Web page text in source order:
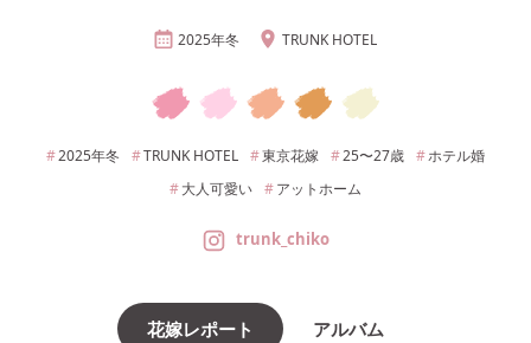
2025年冬 TRUNK HOTEL
2025年冬 TRUNK HOTEL 東京花嫁 25〜27歳
ホテル婚
大人可愛い
アットホーム
trunk_chiko
花嫁レポート アルバム